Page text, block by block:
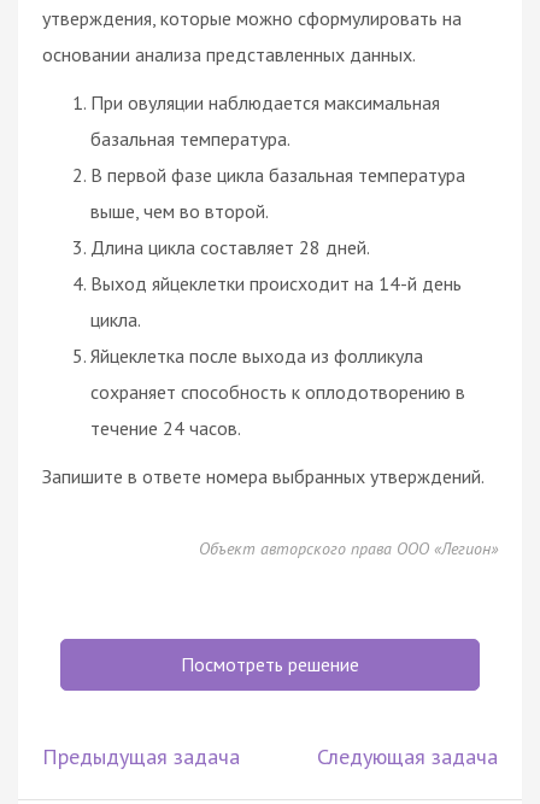
утверждения, которые можно сформулировать на
основании анализа представленных данных.
При овуляции наблюдается максимальная
базальная температура.
В первой фазе цикла базальная температура
выше, чем во второй.
Длина цикла составляет 28 дней.
Выход яйцеклетки происходит на 14-й день
цикла.
Яйцеклетка после выхода из фолликула
сохраняет способность к оплодотворению в
течение 24 часов.
Запишите в ответе номера выбранных утверждений.
Объект авторского права ООО «Легион»
Посмотреть решение
Предыдущая задача Следующая задача